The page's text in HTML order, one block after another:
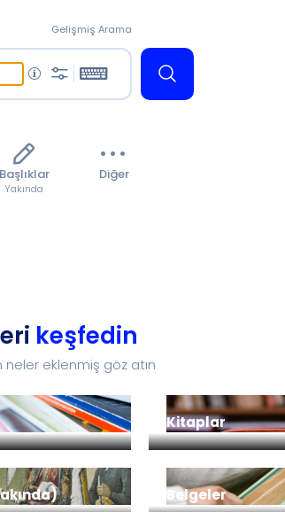
Gelişmiş Arama
Başlıklar
Yakında
Diğer
keşfedin
neler eklenmiş göz atın
Kitaplar
Belgeler